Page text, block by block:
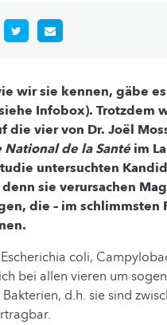
wir sie kennen, gäbe
Infobox). Trotzdem
die vier von Dr. Joël
National de la Santé im
untersuchten
sie verursachen
die – im schlimmsten
coli,
bei allen vieren um
d.h. sie sind